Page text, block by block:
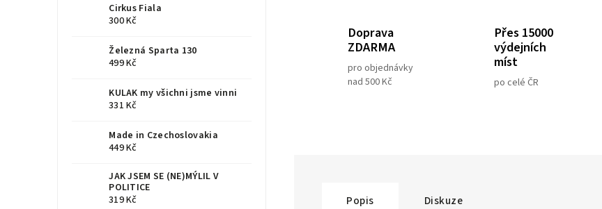
Cirkus Fiala
300 Kč
Železná Sparta 130
499 Kč
KULAK my všichni jsme vinni
331 Kč
Made in Czechoslovakia
449 Kč
JAK JSEM SE (NE)MÝLIL V
POLITICE
319 Kč
Doprava
ZDARMA
pro objednávky
nad 500 Kč
Přes 15000
výdejních
míst
po celé ČR
Popis Diskuze